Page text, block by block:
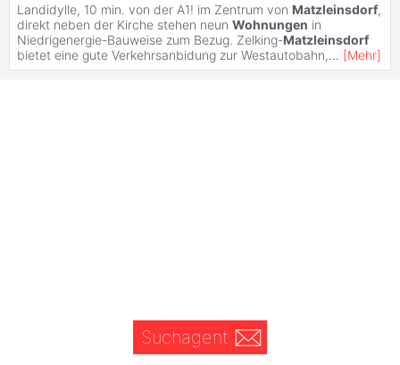
Landidylle, 10 min. von der A1! im Zentrum von Matzleinsdorf,
direkt neben der Kirche stehen neun Wohnungen in
Niedrigenergie-Bauweise zum Bezug. Zelking-Matzleinsdorf
bietet eine gute Verkehrsanbidung zur Westautobahn,... [Mehr]
Suchagent